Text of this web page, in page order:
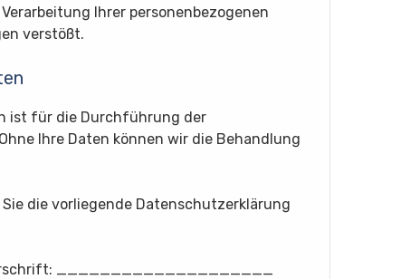
Ihrer personenbezogenen
verstößt.
ist für die Durchführung der
Ihre Daten können wir die Behandlung
die vorliegende Datenschutzerklärung
____________________